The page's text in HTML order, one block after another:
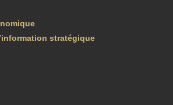
stratégique